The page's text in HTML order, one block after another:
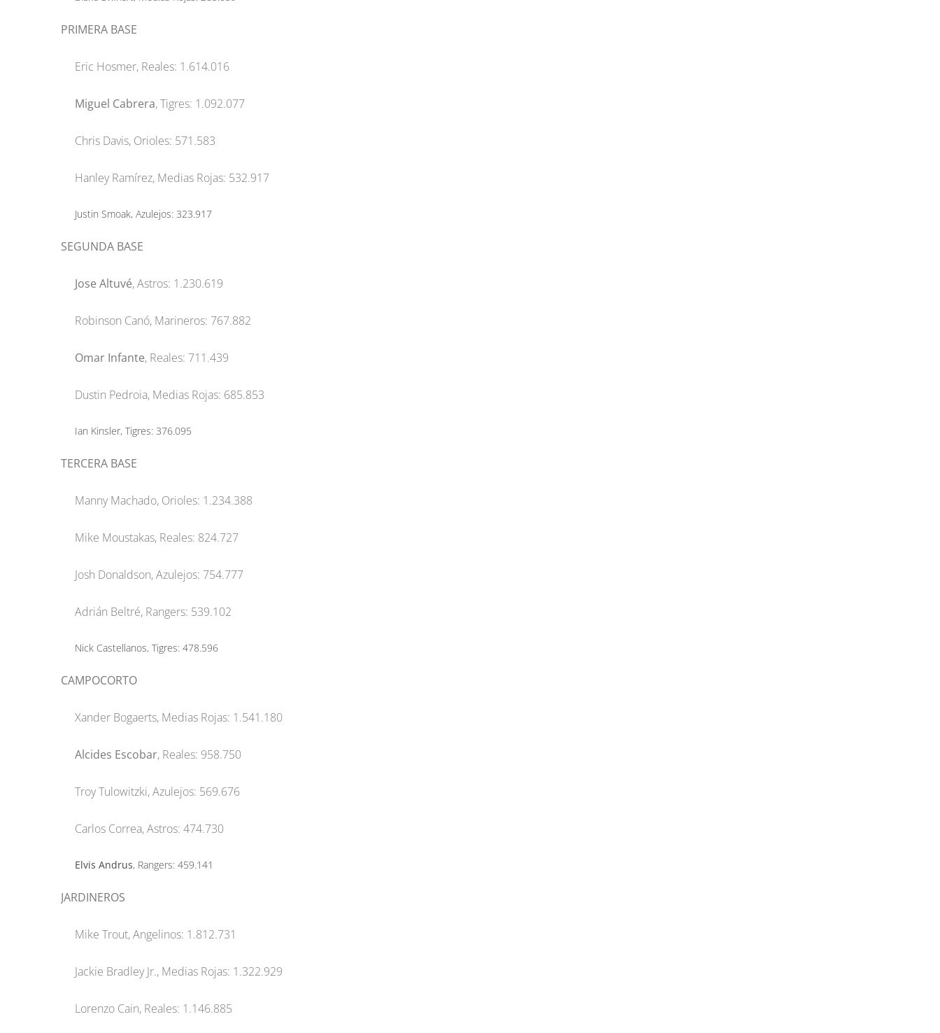
PRIMERA BASE
Eric Hosmer, Reales: 1.614.016
Miguel Cabrera, Tigres: 1.092.077
Chris Davis, Orioles: 571.583
Hanley Ramírez, Medias Rojas: 532.917
Justin Smoak, Azulejos: 323.917
SEGUNDA BASE
Jose Altuvé, Astros: 1.230.619
Robinson Canó, Marineros: 767.882
Omar Infante, Reales: 711.439
Dustin Pedroia, Medias Rojas: 685.853
Ian Kinsler, Tigres: 376.095
TERCERA BASE
Manny Machado, Orioles: 1.234.388
Mike Moustakas, Reales: 824.727
Josh Donaldson, Azulejos: 754.777
Adrián Beltré, Rangers: 539.102
Nick Castellanos, Tigres: 478.596
CAMPOCORTO
Xander Bogaerts, Medias Rojas: 1.541.180
Alcides Escobar, Reales: 958.750
Troy Tulowitzki, Azulejos: 569.676
Carlos Correa, Astros: 474.730
Elvis Andrus, Rangers: 459.141
JARDINEROS
Mike Trout, Angelinos: 1.812.731
Jackie Bradley Jr., Medias Rojas: 1.322.929
Lorenzo Cain, Reales: 1.146.885